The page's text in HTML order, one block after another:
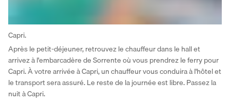
Capri.
Après le petit-déjeuner, retrouvez le chauffeur dans le hall et
arrivez à l'embarcadère de Sorrente où vous prendrez le ferry pour
Capri. À votre arrivée à Capri, un chauffeur vous conduira à l'hôtel et
le transport sera assuré. Le reste de la journée est libre. Passez la
nuit à Capri.